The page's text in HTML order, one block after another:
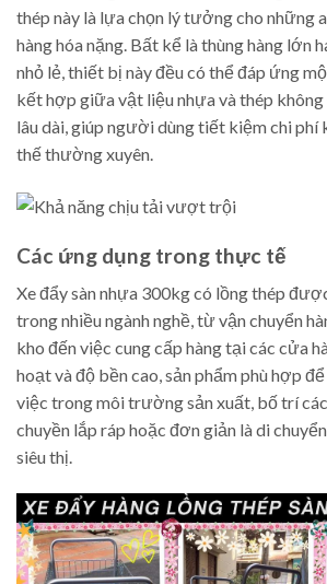
thép này là lựa chọn lý tưởng cho những
hàng hóa nặng. Bất kể là thùng hàng lớn
nhỏ lẻ, thiết bị này đều có thể đáp ứng
kết hợp giữa vật liệu nhựa và thép
lâu dài, giúp người dùng tiết kiệm chi phí
thế thường xuyên.
Các ứng dụng trong thực tế
Xe đẩy sàn nhựa 300kg có lồng thép
trong nhiều ngành nghề, từ vận chuyển
kho đến việc cung cấp hàng tại các cửa
hoạt và độ bền cao, sản phẩm phù hợp
việc trong môi trường sản xuất, bố trí
chuyền lắp ráp hoặc đơn giản là di
siêu thị.